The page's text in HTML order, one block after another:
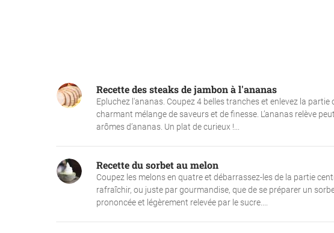
Recette des steaks de jambon à l'ananas
Epluchez l'ananas. Coupez 4 belles tranches et enlevez la
charmant mélange de saveurs et de finesse. L’ananas relève
arômes d’ananas. Un plat de curieux !...
Recette du sorbet au melon
Coupez les melons en quatre et débarrassez-les de la partie
rafraîchir, ou juste par gourmandise, que de se préparer un
prononcée et légèrement relevée par le sucre....